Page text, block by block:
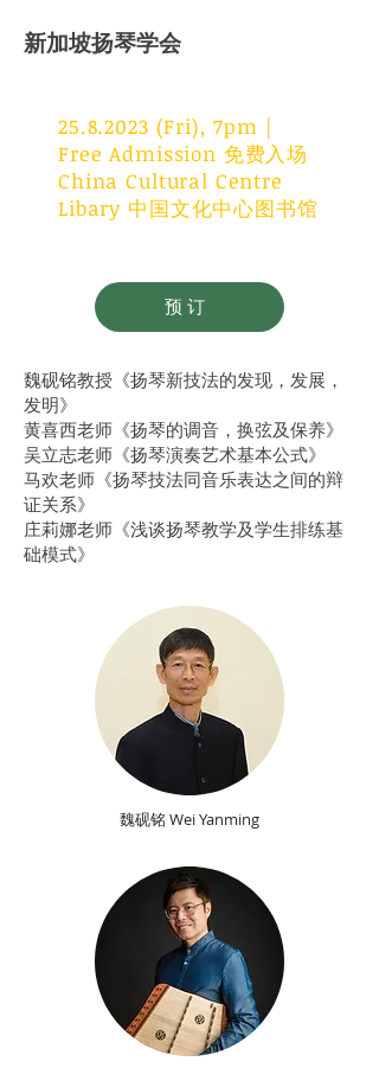
新加坡扬琴学会
25.8.2023 (Fri), 7pm |
Free Admission 免费入场
China Cultural Centre
Libary 中国文化中心图书馆
预订
魏砚铭教授 《扬琴新技法的发现，发展，
发明》
黄喜西老师 《扬琴的调音，换弦及保养》
吴立志老师 《扬琴演奏艺术基本公式》
马欢老师 《扬琴技法同音乐表达之间的辩
证关系》
庄莉娜老师 《浅谈扬琴教学及学生排练基
础模式》
魏砚铭 Wei Yanming